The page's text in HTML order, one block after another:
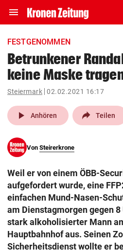
menu Navigation
ein-/ausklappen
account_circle Anmelden
pin_drop
Wien
search
eingeben
Muthgasse 2, 1190 Wien
FESTGENOMMEN
Betrunkener
keine Maske
Steiermark 02.02.2021 16:17
play_arrow Anhören Teilen
Von Steirerkrone
Weil er von einem ÖBB-
aufgefordert wurde, eine
einfachen Mund-Nasen-
am Dienstagmorgen gegen
stark alkoholisierter Mann
Hauptbahnhof aus. Seinen
Sicherheitsdienst wollte er